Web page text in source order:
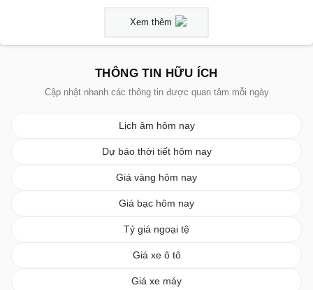
Xem thêm
THÔNG TIN HỮU ÍCH
Cập nhật nhanh các thông tin được quan tâm mỗi ngày
Lịch âm hôm nay
Dự báo thời tiết hôm nay
Giá vàng hôm nay
Giá bạc hôm nay
Tỷ giá ngoại tệ
Giá xe ô tô
Giá xe máy